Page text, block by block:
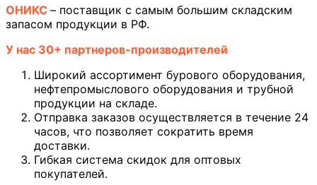
ОНИКС – поставщик с самым большим складским
запасом продукции в РФ.
У нас 30+ партнеров-производителей
Широкий ассортимент бурового оборудования,
нефтепромыслового оборудования и трубной
продукции на складе.
Отправка заказов осуществляется в течение 24
часов, что позволяет сократить время
доставки.
Гибкая система скидок для оптовых
покупателей.